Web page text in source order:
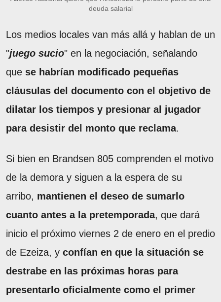
deuda salarial
Los medios locales van más allá y hablan de un
"juego sucio" en la negociación, señalando
que se habrían modificado pequeñas
cláusulas del documento con el objetivo de
dilatar los tiempos y presionar al jugador
para desistir del monto que reclama.
Si bien en Brandsen 805 comprenden el motivo
de la demora y siguen a la espera de su
arribo, mantienen el deseo de sumarlo
cuanto antes a la pretemporada, que dará
inicio el próximo viernes 2 de enero en el predio
de Ezeiza, y confían en que la situación se
destrabe en las próximas horas para
presentarlo oficialmente como el primer